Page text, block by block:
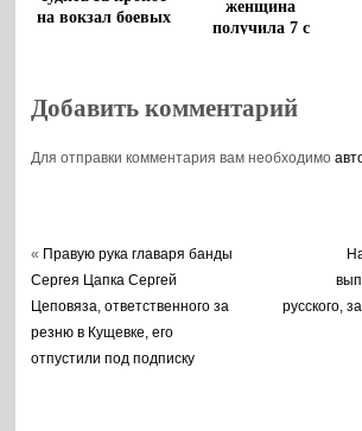
на вокзал боевых
женщина
получила 7 с
Добавить комментарий
Для отправки комментария вам необходимо
« Правую рука главаря банды
Сергея Цапка Сергей
Цеповяза, ответственного за
резню в Кущевке, его
отпустили под подписку
русского,